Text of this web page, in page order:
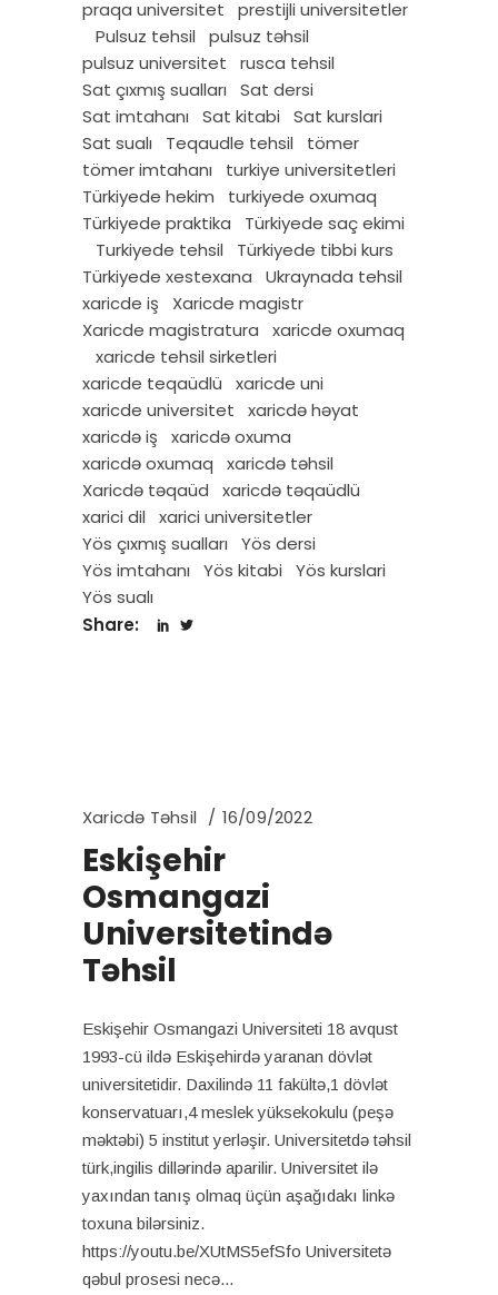
praqa universitet
prestijli universitetler
Pulsuz tehsil
pulsuz təhsil
pulsuz universitet
rusca tehsil
Sat çıxmış sualları
Sat dersi
Sat imtahanı
Sat kitabi
Sat kurslari
Sat sualı
Teqaudle tehsil
tömer
tömer imtahanı
turkiye universitetleri
Türkiyede hekim
turkiyede oxumaq
Türkiyede praktika
Türkiyede saç ekimi
Turkiyede tehsil
Türkiyede tibbi kurs
Türkiyede xestexana
Ukraynada tehsil
xaricde iş
Xaricde magistr
Xaricde magistratura
xaricde oxumaq
xaricde tehsil sirketleri
xaricde teqaüdlü
xaricde uni
xaricde universitet
xaricdə həyat
xaricdə iş
xaricdə oxuma
xaricdə oxumaq
xaricdə təhsil
Xaricdə təqaüd
xaricdə təqaüdlü
xarici dil
xarici universitetler
Yös çıxmış sualları
Yös dersi
Yös imtahanı
Yös kitabi
Yös kurslari
Yös sualı
Share:
Xaricdə Təhsil 16/09/2022
Eskişehir
Osmangazi
Universitetində
Təhsil
Eskişehir Osmangazi Universiteti 18 avqust
1993-cü ildə Eskişehirdə yaranan dövlət
universitetidir. Daxilində 11 fakültə,1 dövlət
konservatuarı,4 meslek yüksekokulu (peşə
məktəbi) 5 institut yerləşir. Universitetdə təhsil
türk,ingilis dillərində aparilir. Universitet ilə
yaxından tanış olmaq üçün aşağıdakı linkə
toxuna bilərsiniz.
https://youtu.be/XUtMS5efSfo Universitetə
qəbul prosesi necə